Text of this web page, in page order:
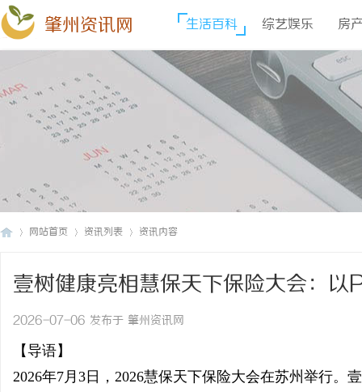
肇州资讯网 生活百科 综艺娱乐 房
网站首页 资讯列表 资讯内容
壹树健康亮相慧保天下保险大会：
约闭环
2026-07-06 发布于 肇州资讯网
【导语】
2026年7月3日，2026慧保天下保险大会在苏州举行。